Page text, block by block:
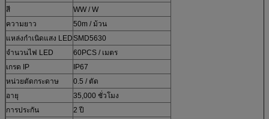
สี
WW / W
ความยาว
50m / ม้วน
แหล่งกำเนิดแสง LEDSMD5630
จำนวนไฟ LED
60PCS / เมตร
เกรด IP
IP67
หน่วยตัดกระดาษ
0.5 / ตัด
อายุ
35,000 ชั่วโมง
การประกัน
2 ปี